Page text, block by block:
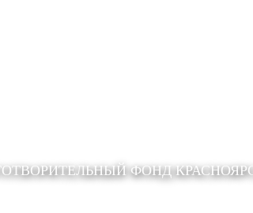
ФОНД